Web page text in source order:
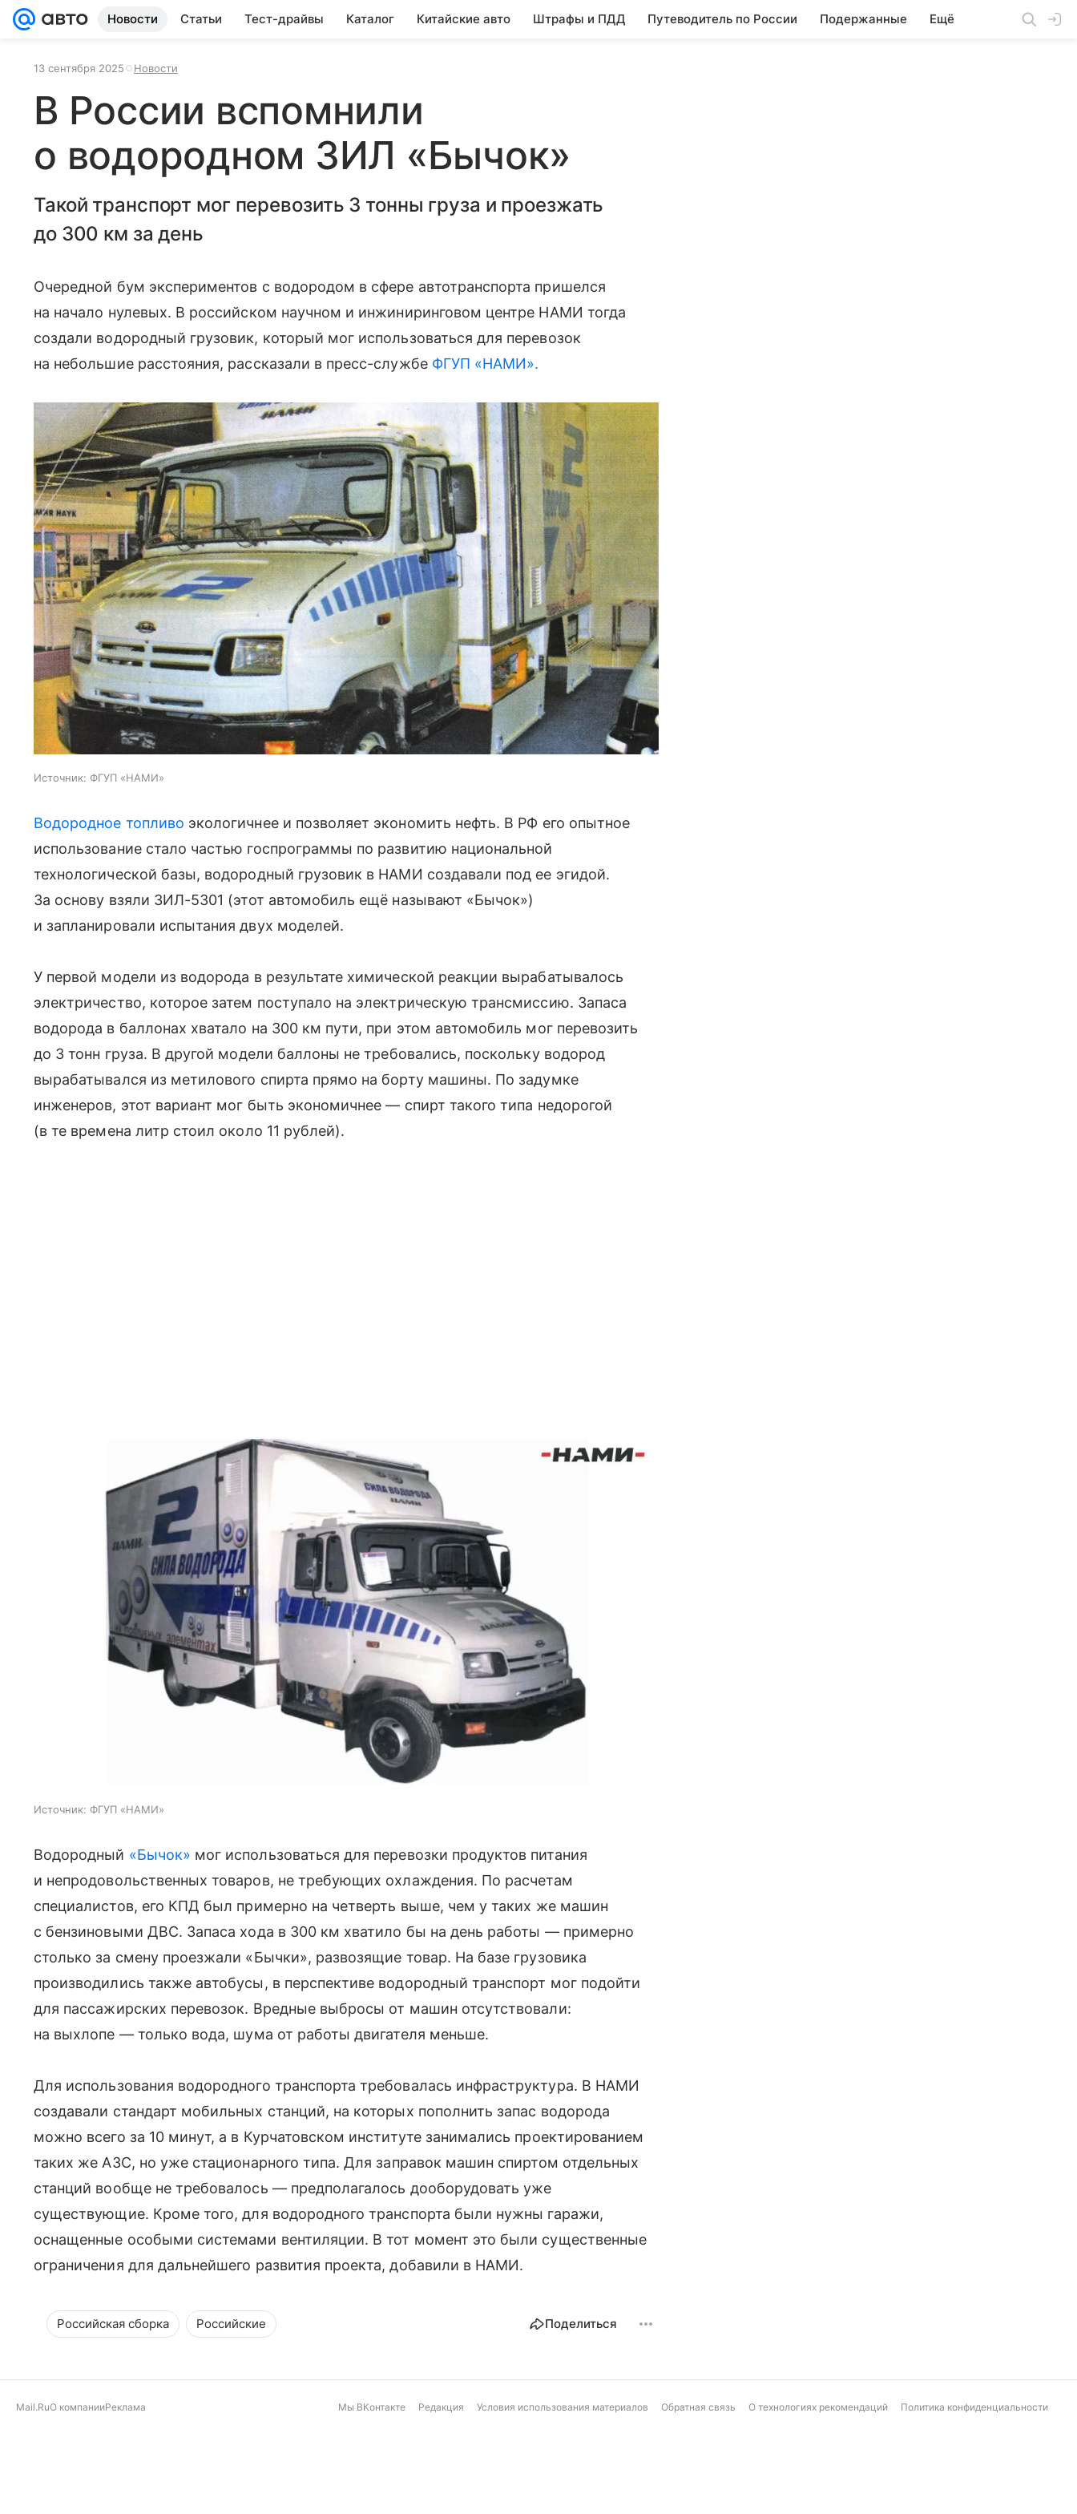
Новости Статьи Тест-драйвы Каталог Китайские авто Штрафы и ПДД Путеводитель по России Подержанные Ещё
13 сентября 2025 Новости
В России вспомнили
о водородном ЗИЛ «Бычок»
Такой транспорт мог перевозить 3 тонны груза и проезжать
до 300 км за день
Очередной бум экспериментов с водородом в сфере автотранспорта пришелся
на начало нулевых. В российском научном и инжиниринговом центре НАМИ тогда
создали водородный грузовик, который мог использоваться для перевозок
на небольшие расстояния, рассказали в пресс-службе ФГУП «НАМИ».
Источник: ФГУП «НАМИ»
Водородное топливо экологичнее и позволяет экономить нефть. В РФ его опытное
использование стало частью госпрограммы по развитию национальной
технологической базы, водородный грузовик в НАМИ создавали под ее эгидой.
За основу взяли ЗИЛ-5301 (этот автомобиль ещё называют «Бычок»)
и запланировали испытания двух моделей.
У первой модели из водорода в результате химической реакции вырабатывалось
электричество, которое затем поступало на электрическую трансмиссию. Запаса
водорода в баллонах хватало на 300 км пути, при этом автомобиль мог перевозить
до 3 тонн груза. В другой модели баллоны не требовались, поскольку водород
вырабатывался из метилового спирта прямо на борту машины. По задумке
инженеров, этот вариант мог быть экономичнее — спирт такого типа недорогой
(в те времена литр стоил около 11 рублей).
Источник: ФГУП «НАМИ»
Водородный «Бычок» мог использоваться для перевозки продуктов питания
и непродовольственных товаров, не требующих охлаждения. По расчетам
специалистов, его КПД был примерно на четверть выше, чем у таких же машин
с бензиновыми ДВС. Запаса хода в 300 км хватило бы на день работы — примерно
столько за смену проезжали «Бычки», развозящие товар. На базе грузовика
производились также автобусы, в перспективе водородный транспорт мог подойти
для пассажирских перевозок. Вредные выбросы от машин отсутствовали:
на выхлопе — только вода, шума от работы двигателя меньше.
Для использования водородного транспорта требовалась инфраструктура. В НАМИ
создавали стандарт мобильных станций, на которых пополнить запас водорода
можно всего за 10 минут, а в Курчатовском институте занимались проектированием
таких же АЗС, но уже стационарного типа. Для заправок машин спиртом отдельных
станций вообще не требовалось — предполагалось дооборудовать уже
существующие. Кроме того, для водородного транспорта были нужны гаражи,
оснащенные особыми системами вентиляции. В тот момент это были существенные
ограничения для дальнейшего развития проекта, добавили в НАМИ.
Российская сборка Российские Поделиться
Mail.RuО компанииРеклама Мы ВКонтакте Редакция Условия использования материалов Обратная связь О технологиях рекомендаций Политика конфиденциальности